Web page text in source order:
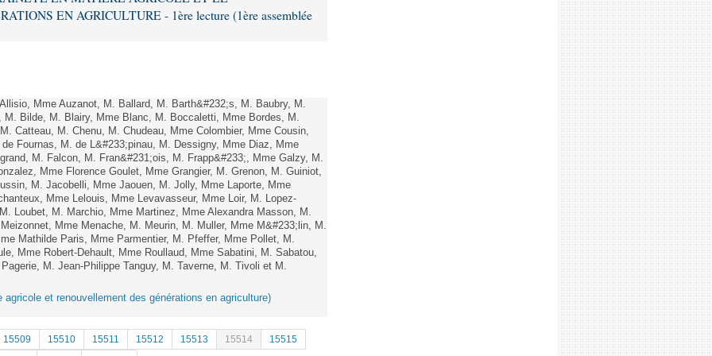
EN AGRICULTURE - 1ère lecture (1ère assemblée
Mme Auzanot, M. Ballard, M. Barth&#232;s, M. Baubry, M.
Bilde, M. Blairy, Mme Blanc, M. Boccaletti, Mme Bordes, M.
Catteau, M. Chenu, M. Chudeau, Mme Colombier, Mme Cousin,
Fournas, M. de L&#233;pinau, M. Dessigny, Mme Diaz, Mme
M. Falcon, M. Fran&#231;ois, M. Frapp&#233;, Mme Galzy, M.
Mme Florence Goulet, Mme Grangier, M. Grenon, M. Guiniot,
M. Jacobelli, Mme Jaouen, M. Jolly, Mme Laporte, Mme
Mme Lelouis, Mme Levavasseur, Mme Loir, M. Lopez-
Loubet, M. Marchio, Mme Martinez, Mme Alexandra Masson, M.
Mme Menache, M. Meurin, M. Muller, Mme M&#233;lin, M.
Mathilde Paris, Mme Parmentier, M. Pfeffer, Mme Pollet, M.
Mme Robert-Dehault, Mme Roullaud, Mme Sabatini, M. Sabatou,
M. Jean-Philippe Tanguy, M. Taverne, M. Tivoli et M.
et renouvellement des générations en agriculture)
15509 15510 15511 15512 15513 15514
15515